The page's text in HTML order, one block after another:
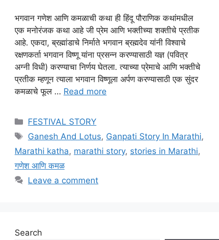
भगवान गणेश आणि कमळाची कथा ही हिंदू पौराणिक कथांमधील
एक मनोरंजक कथा आहे जी प्रेम आणि भक्तीच्या शक्तीचे प्रतीक
आहे. एकदा, ब्रह्मांडाचे निर्माते भगवान ब्रह्मदेव यांनी विश्वाचे
रक्षणकर्ता भगवान विष्णू यांना प्रसन्न करण्यासाठी यज्ञ (पवित्र
अग्नी विधी) करण्याचा निर्णय घेतला. त्याच्या प्रेमाचे आणि भक्तीचे
प्रतीक म्हणून त्याला भगवान विष्णूला अर्पण करण्यासाठी एक सुंदर
कमळाचे फूल … Read more
Categories
FESTIVAL STORY
Tags
Ganesh And Lotus, Ganpati Story In Marathi,
Marathi katha, marathi story, stories in Marathi,
गणेश आणि कमळ
Leave a comment
Search